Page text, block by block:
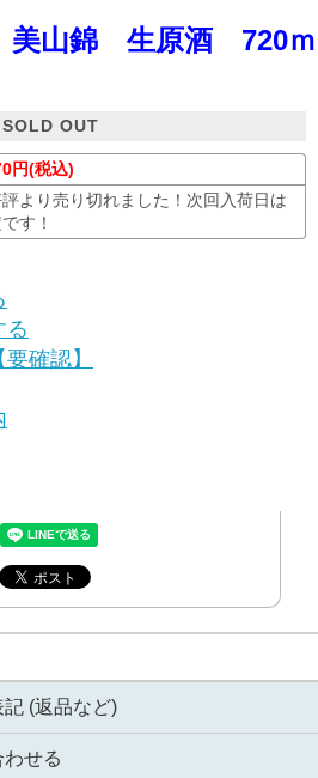
山錦 生原酒 720ｍ
SOLD OUT
円(税込)
評より売り切れました！次回入荷日は
す！
る
確認】
(返品など)
せる